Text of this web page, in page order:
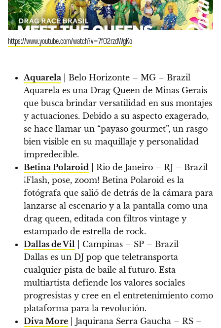
https://www.youtube.com/watch?v=7fO2rzdWgKo
Aquarela | Belo Horizonte – MG – Brazil
Aquarela es una Drag Queen de Minas Gerais
que busca brindar versatilidad en sus montajes
y actuaciones. Debido a su aspecto exagerado,
se hace llamar un “payaso gourmet”, un rasgo
bien visible en su maquillaje y personalidad
impredecible.
Betina Polaroid | Rio de Janeiro – RJ – Brazil
¡Flash, pose, zoom! Betina Polaroid es la
fotógrafa que salió de detrás de la cámara para
lanzarse al escenario y a la pantalla como una
drag queen, editada con filtros vintage y
estampado de estrella de rock.
Dallas de Vil | Campinas – SP – Brazil
Dallas es un DJ pop que teletransporta
cualquier pista de baile al futuro. Esta
multiartista defiende los valores sociales
progresistas y cree en el entretenimiento como
plataforma para la revolución.
Diva More | Jaquirana Serra Gaucha – RS –